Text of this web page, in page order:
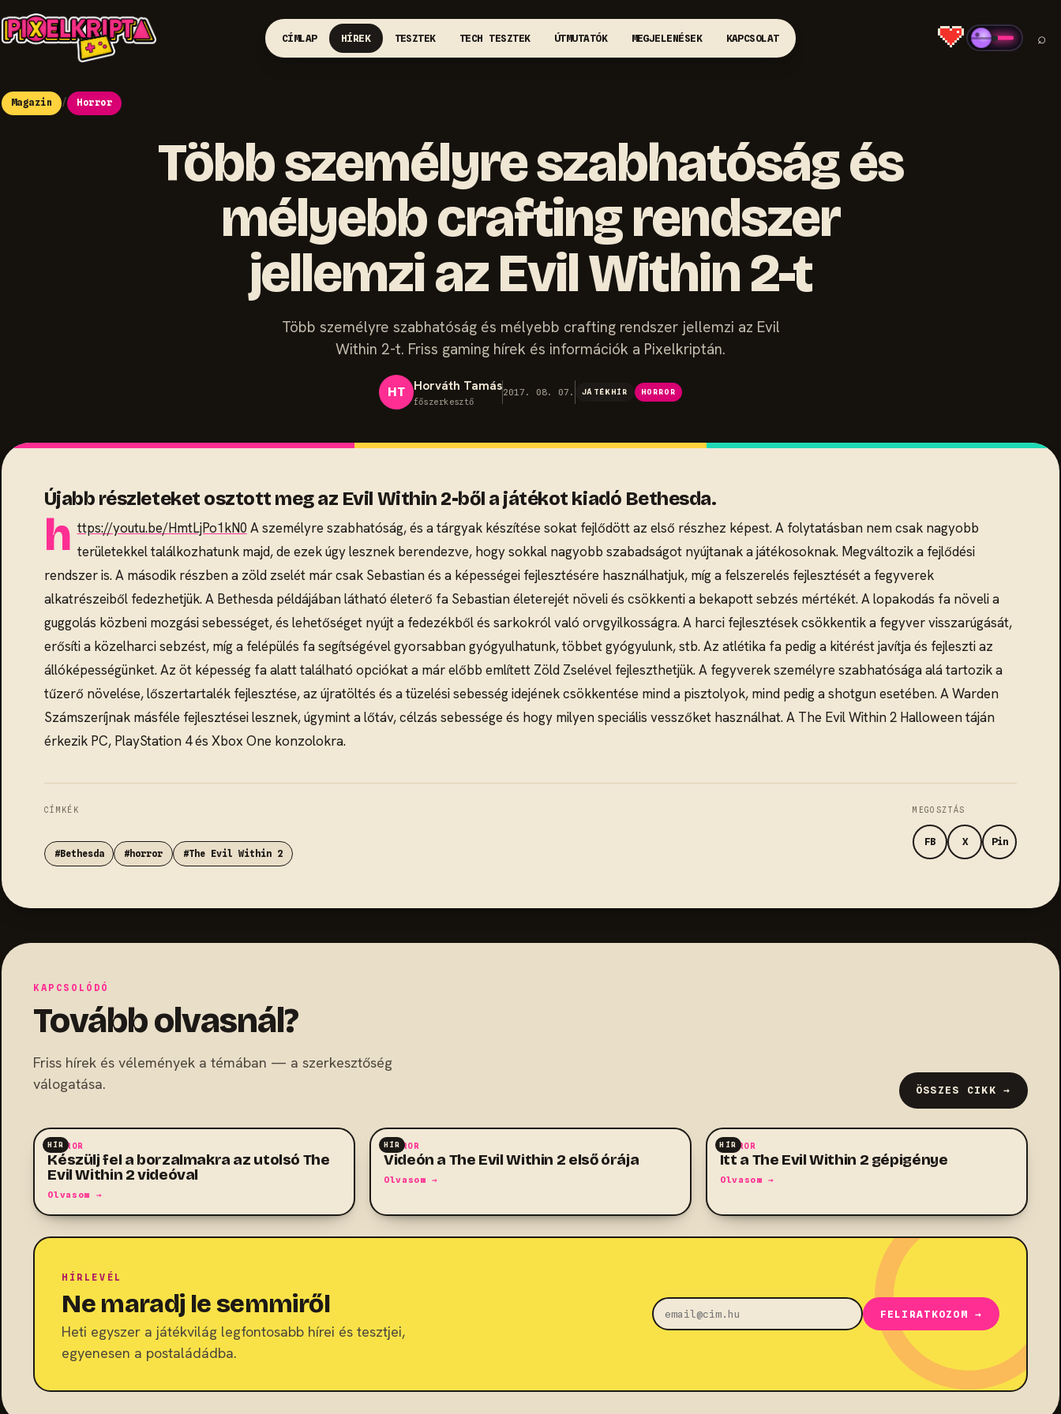
CÍMLAP HÍREK TESZTEK TECH TESZTEK ÚTMUTATÓK MEGJELENÉSEK KAPCSOLAT ⌕
Magazin / Horror
Több személyre szabhatóság és
mélyebb crafting rendszer
jellemzi az Evil Within 2-t
Több személyre szabhatóság és mélyebb crafting rendszer jellemzi az Evil
Within 2-t. Friss gaming hírek és információk a Pixelkriptán.
HT Horváth Tamás
főszerkesztő
2017. 08. 07. JÁTÉKHÍR HORROR
Újabb részleteket osztott meg az Evil Within 2-ből a játékot kiadó Bethesda.
h ttps://youtu.be/HmtLjPo1kN0 A személyre szabhatóság, és a tárgyak készítése sokat fejlődött az első részhez képest. A folytatásban nem csak nagyobb
területekkel találkozhatunk majd, de ezek úgy lesznek berendezve, hogy sokkal nagyobb szabadságot nyújtanak a játékosoknak. Megváltozik a fejlődési
rendszer is. A második részben a zöld zselét már csak Sebastian és a képességei fejlesztésére használhatjuk, míg a felszerelés fejlesztését a fegyverek
alkatrészeiből fedezhetjük. A Bethesda példájában látható életerő fa Sebastian életerejét növeli és csökkenti a bekapott sebzés mértékét. A lopakodás fa növeli a
guggolás közbeni mozgási sebességet, és lehetőséget nyújt a fedezékből és sarkokról való orvgyilkosságra. A harci fejlesztések csökkentik a fegyver visszarúgását,
erősíti a közelharci sebzést, míg a felépülés fa segítségével gyorsabban gyógyulhatunk, többet gyógyulunk, stb. Az atlétika fa pedig a kitérést javítja és fejleszti az
állóképességünket. Az öt képesség fa alatt található opciókat a már előbb említett Zöld Zselével fejleszthetjük. A fegyverek személyre szabhatósága alá tartozik a
tűzerő növelése, lőszertartalék fejlesztése, az újratöltés és a tüzelési sebesség idejének csökkentése mind a pisztolyok, mind pedig a shotgun esetében. A Warden
Számszeríjnak másféle fejlesztései lesznek, úgymint a lőtáv, célzás sebessége és hogy milyen speciális vesszőket használhat. A The Evil Within 2 Halloween táján
érkezik PC, PlayStation 4 és Xbox One konzolokra.
CÍMKÉK
#Bethesda #horror #The Evil Within 2
MEGOSZTÁS
FB X Pin
KAPCSOLÓDÓ
Tovább olvasnál?
Friss hírek és vélemények a témában — a szerkesztőség
válogatása.
ÖSSZES CIKK →
HÍR
HORROR
Készülj fel a borzalmakra az utolsó The
Evil Within 2 videóval
Olvasom →
HÍR
HORROR
Videón a The Evil Within 2 első órája
Olvasom →
HÍR
HORROR
Itt a The Evil Within 2 gépigénye
Olvasom →
HÍRLEVÉL
Ne maradj le semmiről
Heti egyszer a játékvilág legfontosabb hírei és tesztjei,
egyenesen a postaládádba.
FELIRATKOZOM →